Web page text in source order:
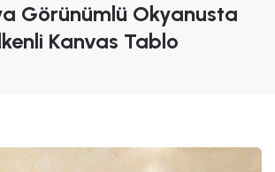
Görünümlü Okyanusta
Kanvas Tablo